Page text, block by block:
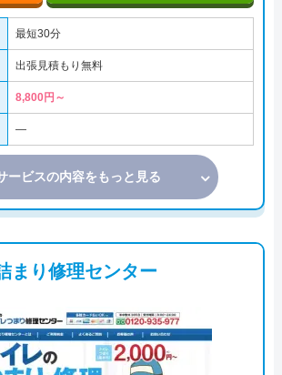
最短30分
出張見積もり無料
8,800円～
―
ービスの内容をもっと見る
まり修理センター